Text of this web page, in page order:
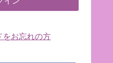
をお忘れの方